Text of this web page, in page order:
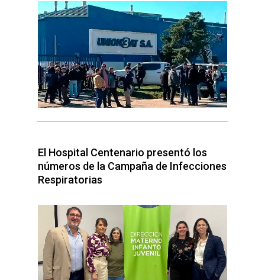
El Hospital Centenario presentó los
números de la Campaña de Infecciones
Respiratorias